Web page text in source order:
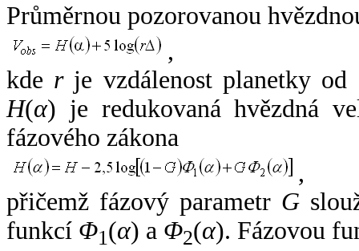
Průměrnou pozorovanou
,
kde rje vzdálenost planetky od
H(α) je redukovaná hvězdná
fázového zákona
,
přičemž fázový parametr G
funkcí Φ1(α) a Φ2(α). Fázovou